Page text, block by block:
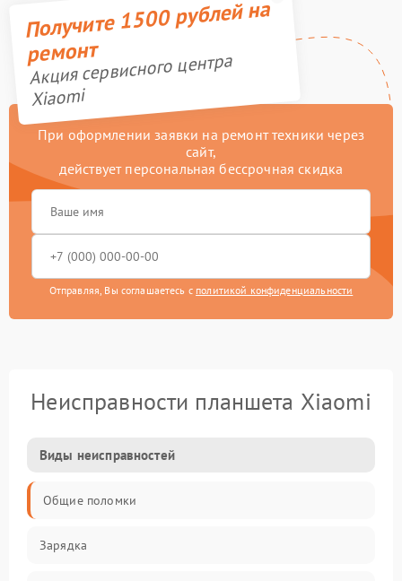
Получите 1500 рублей на
ремонт
Акция сервисного центра
Xiaomi
При оформлении заявки на ремонт техники через
сайт,
действует персональная бессрочная скидка
Отправляя, Вы соглашаетесь с политикой конфиденциальности
Неисправности планшета Xiaomi
Виды неисправностей
Общие поломки
Зарядка